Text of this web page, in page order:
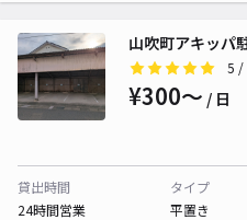
山吹町アキッパ
5 /
¥300〜 / 日
貸出時間
24時間営業
タイプ
平置き